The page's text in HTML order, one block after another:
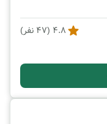
4.8
(
47 نفر)